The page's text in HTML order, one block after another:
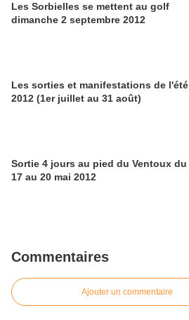
Les Sorbielles se mettent au golf
dimanche 2 septembre 2012
Les sorties et manifestations de l'été
2012 (1er juillet au 31 août)
Sortie 4 jours au pied du Ventoux du
17 au 20 mai 2012
Commentaires
Ajouter un commentaire